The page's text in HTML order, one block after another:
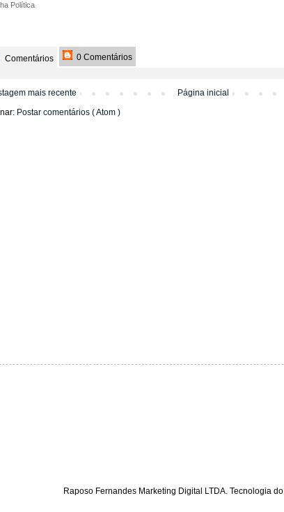
Política
Comentários 0 Comentários
mais recente
Página inicial
Postar comentários ( Atom )
Raposo Fernandes Marketing Digital LTDA. Tecnologia do